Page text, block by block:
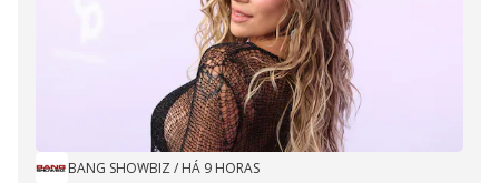
BANG SHOWBIZ / HÁ 9 HORAS